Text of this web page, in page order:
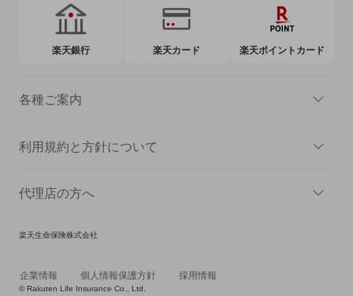
楽天銀行 楽天カード 楽天ポイントカード
各種ご案内
利用規約と方針について
代理店の方へ
楽天生命保険株式会社
企業情報 個人情報保護方針 採用情報
© Rakuten Life Insurance Co., Ltd.